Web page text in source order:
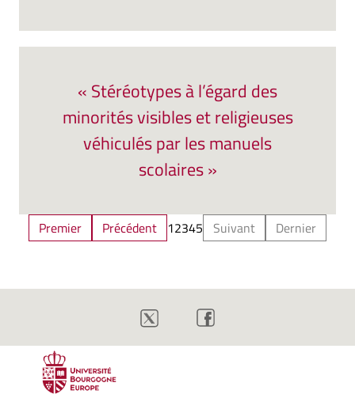
« Stéréotypes à l’égard des
minorités visibles et religieuses
véhiculés par les manuels
scolaires »
Premier Précédent 12345 Suivant Dernier